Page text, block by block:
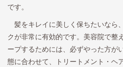
です。
髪をキレイに美しく保ちたいなら
クが非常に有効的です。美容院で整
ープするためには、必ずやった方が
態に合わせて、トリートメント・ヘ